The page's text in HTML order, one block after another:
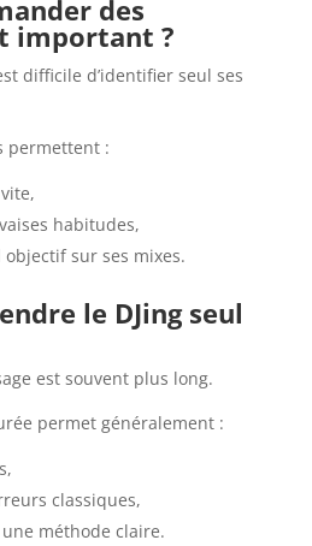
des
important ?
difficile d’identifier seul ses
permettent :
habitudes,
sur ses mixes.
le DJing seul
est souvent plus long.
permet généralement :
classiques,
méthode claire.